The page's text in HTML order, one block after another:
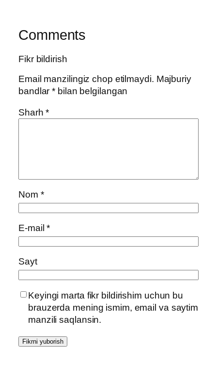
Comments
Fikr bildirish
Email manzilingiz chop etilmaydi. Majburiy
bandlar* bilan belgilangan
Sharh*
Nom *
E-mail*
Sayt
Keyingi marta fikr bildirishim uchun bu
brauzerda mening ismim, email va saytim
manzili saqlansin.